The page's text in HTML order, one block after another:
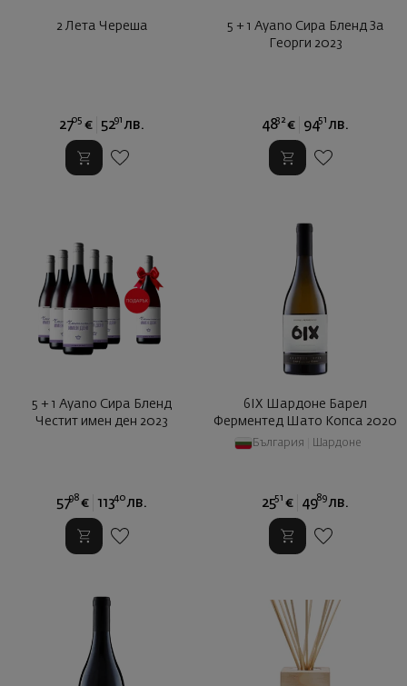
2 Лета Череша
2705 € 5291 лв.
5 + 1 Ayano Сира Бленд За
Георги 2023
4832 € 9451 лв.
5 + 1 Ayano Сира Бленд
Честит имен ден 2023
5798 € 11340 лв.
6IX Шардоне Барел
Ферментед Шато Копса 2020
България Шардоне
2551 € 4989 лв.